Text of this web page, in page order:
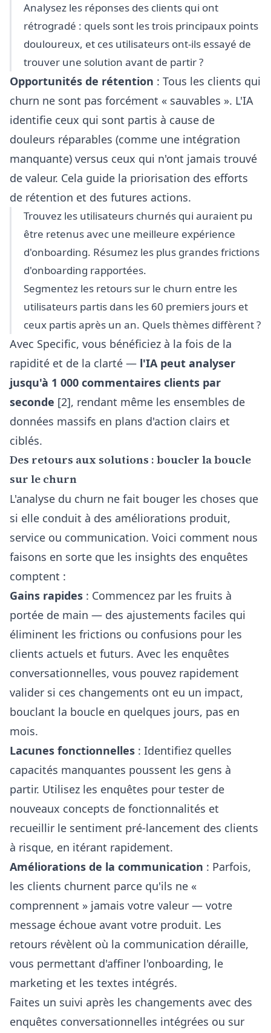
Analysez les réponses des clients qui ont
rétrogradé : quels sont les trois principaux points
douloureux, et ces utilisateurs ont-ils essayé de
trouver une solution avant de partir ?
Opportunités de rétention : Tous les clients qui
churn ne sont pas forcément « sauvables ». L'IA
identifie ceux qui sont partis à cause de
douleurs réparables (comme une intégration
manquante) versus ceux qui n'ont jamais trouvé
de valeur. Cela guide la priorisation des efforts
de rétention et des futures actions.
Trouvez les utilisateurs churnés qui auraient pu
être retenus avec une meilleure expérience
d'onboarding. Résumez les plus grandes frictions
d'onboarding rapportées.
Segmentez les retours sur le churn entre les
utilisateurs partis dans les 60 premiers jours et
ceux partis après un an. Quels thèmes diffèrent ?
Avec Specific, vous bénéficiez à la fois de la
rapidité et de la clarté — l'IA peut analyser
jusqu'à 1 000 commentaires clients par
seconde [2], rendant même les ensembles de
données massifs en plans d'action clairs et
ciblés.
Des retours aux solutions : boucler la boucle
sur le churn
L'analyse du churn ne fait bouger les choses que
si elle conduit à des améliorations produit,
service ou communication. Voici comment nous
faisons en sorte que les insights des enquêtes
comptent :
Gains rapides : Commencez par les fruits à
portée de main — des ajustements faciles qui
éliminent les frictions ou confusions pour les
clients actuels et futurs. Avec les enquêtes
conversationnelles, vous pouvez rapidement
valider si ces changements ont eu un impact,
bouclant la boucle en quelques jours, pas en
mois.
Lacunes fonctionnelles : Identifiez quelles
capacités manquantes poussent les gens à
partir. Utilisez les enquêtes pour tester de
nouveaux concepts de fonctionnalités et
recueillir le sentiment pré-lancement des clients
à risque, en itérant rapidement.
Améliorations de la communication : Parfois,
les clients churnent parce qu'ils ne «
comprennent » jamais votre valeur — votre
message échoue avant votre produit. Les
retours révèlent où la communication déraille,
vous permettant d'affiner l'onboarding, le
marketing et les textes intégrés.
Faites un suivi après les changements avec des
enquêtes conversationnelles intégrées ou sur